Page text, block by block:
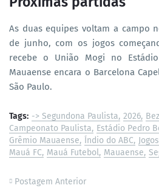
As duas equipes voltam a campo
de junho, com os jogos
recebe o União Mogi no
Mauaense encara o Barcelona
São Paulo.
Tags: -> Segundona Paulista 2026
Campeonato Paulista Estádio Pedro
Grêmio Mauaense Índio do ABC Jogos
Mauá FC Mauá Futebol Mauaense
Postagem Anterior